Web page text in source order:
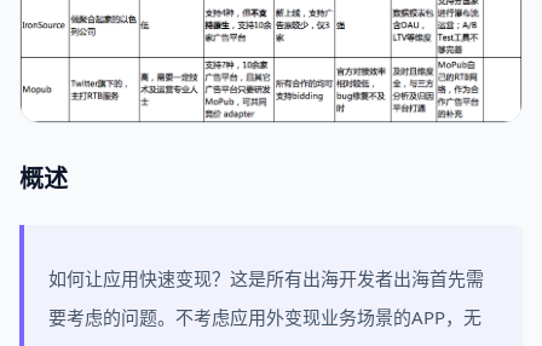
概述
如何让应用快速变现？这是所有出海开发者出海首先需
要考虑的问题。不考虑应用外变现业务场景的APP，无